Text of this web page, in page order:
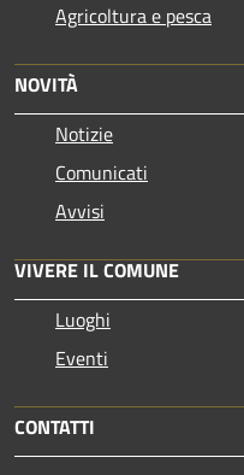
Agricoltura e pesca
NOVITÀ
Notizie
Comunicati
Avvisi
VIVERE IL COMUNE
Luoghi
Eventi
CONTATTI